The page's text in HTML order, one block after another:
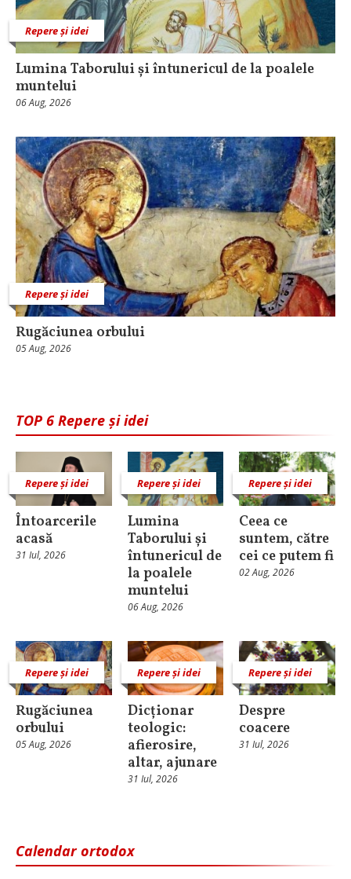
Repere și idei
Lumina Taborului și întunericul de la poalele
muntelui
06 Aug, 2026
Repere și idei
Rugăciunea orbului
05 Aug, 2026
TOP 6 Repere și idei
Repere și idei
Întoarcerile
acasă
31 Iul, 2026
Repere și idei
Lumina
Taborului și
întunericul de
la poalele
muntelui
06 Aug, 2026
Repere și idei
Ceea ce
suntem, către
cei ce putem fi
02 Aug, 2026
Repere și idei
Rugăciunea
orbului
05 Aug, 2026
Repere și idei
Dicționar
teologic:
afierosire,
altar, ajunare
31 Iul, 2026
Repere și idei
Despre
coacere
31 Iul, 2026
Calendar ortodox